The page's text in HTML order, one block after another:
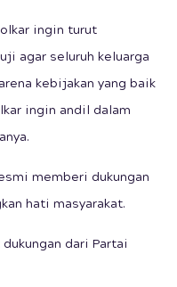
ingin turut
agar seluruh keluarga
kebijakan yang baik
ingin andil dalam
memberi dukungan
hati masyarakat.
dari Partai